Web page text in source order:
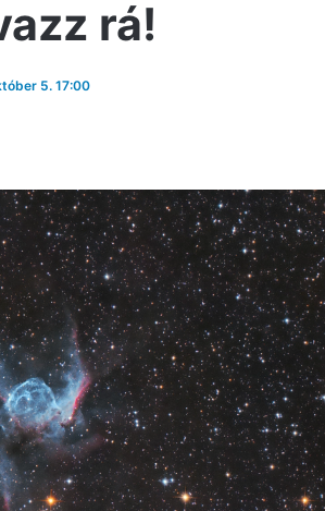
rá!
5. 17:00